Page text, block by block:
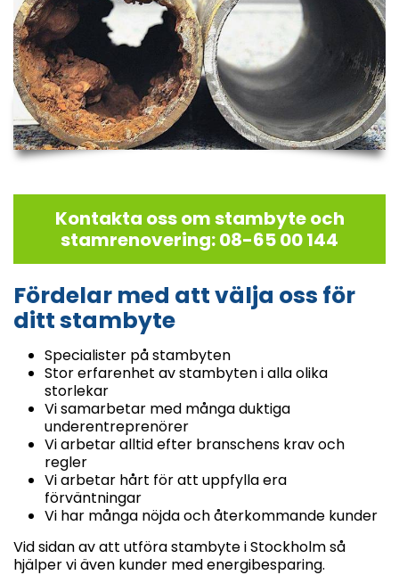
Kontakta oss om stambyte och
stamrenovering: 08-65 00 144
Fördelar med att välja oss för
ditt stambyte
Specialister på stambyten
Stor erfarenhet av stambyten i alla olika
storlekar
Vi samarbetar med många duktiga
underentreprenörer
Vi arbetar alltid efter branschens krav och
regler
Vi arbetar hårt för att uppfylla era
förväntningar
Vi har många nöjda och återkommande kunder
Vid sidan av att utföra stambyte i Stockholm så
hjälper vi även kunder med energibesparing.